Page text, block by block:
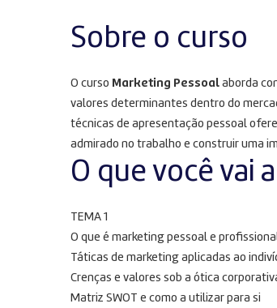
Sobre o curso
O curso Marketing Pessoal aborda
valores determinantes dentro do
técnicas de apresentação pessoal
admirado no trabalho e construir uma
O que você vai
TEMA 1
O que é marketing pessoal e
Táticas de marketing aplicadas ao
Crenças e valores sob a ótica
Matriz SWOT e como a utilizar para si